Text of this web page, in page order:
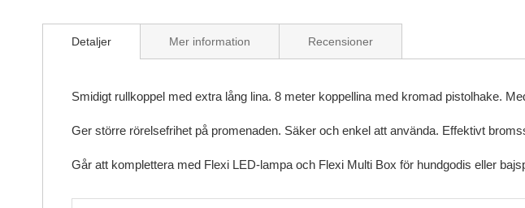
to
gallery
Detaljer
Smidigt rullkoppel med extra lång lina. 8 meter koppellina med kromad pistolhake.
Ger större rörelsefrihet på promenaden. Säker och enkel att använda. Effektivt
Går att komplettera med Flexi LED-lampa och Flexi Multi Box för hundgodis eller
Mer information Recensioner